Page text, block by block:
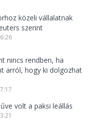
közeli vállalatnak
szerint
nincs rendben, ha
arról, hogy ki dolgozhat
volt a paksi leállás